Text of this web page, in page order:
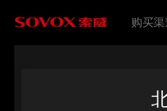
购买渠